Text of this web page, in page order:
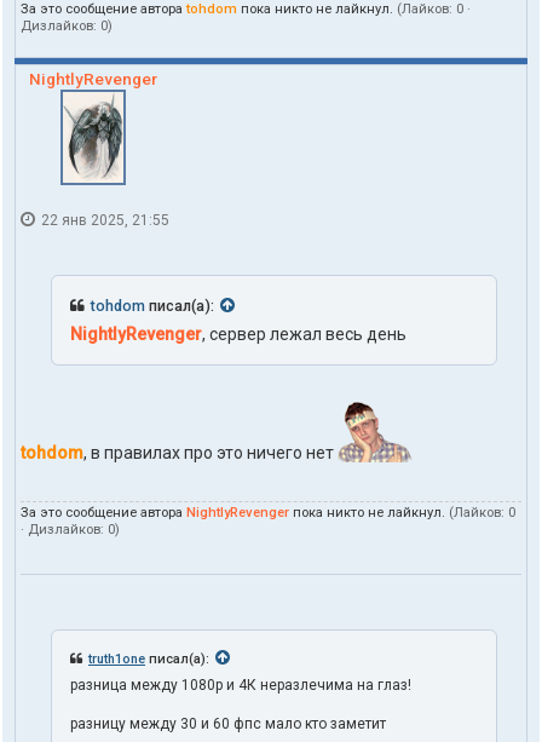
п
ь
я
d
m
За это сообщение автораtohdom пока никто не лайкнул. (Лайков: 0 ·
Дизлайков: 0)
NightlyRevenger
22 янв 2025, 21:55
tohdom писал(а):
NightlyRevenger, сервер лежал весь день
tohdom, в правилах про это ничего нет
За это сообщение автора NightlyRevenger пока никто не лайкнул. (Лайков: 0
· Дизлайков: 0)
truth1one писал(а):
разница между 1080p и 4К неразлечима на глаз!
разницу между 30 и 60 фпс мало кто заметит